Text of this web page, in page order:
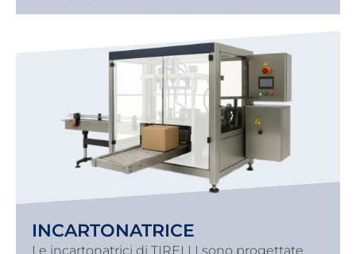
INCARTONATRICE
Le incartonatrici di TIRELLI sono progettate